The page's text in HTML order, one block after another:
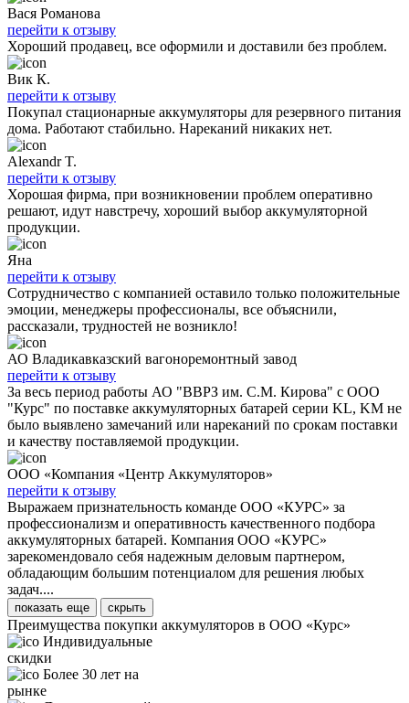
Вася Романова
перейти к отзыву
Хороший продавец, все оформили и доставили без проблем.
Вик К.
перейти к отзыву
Покупал стационарные аккумуляторы для резервного питания
дома. Работают стабильно. Нареканий никаких нет.
Alexandr T.
перейти к отзыву
Хорошая фирма, при возникновении проблем оперативно
решают, идут навстречу, хороший выбор аккумуляторной
продукции.
Яна
перейти к отзыву
Сотрудничество с компанией оставило только положительные
эмоции, менеджеры профессионалы, все объяснили,
рассказали, трудностей не возникло!
АО Владикавказский вагоноремонтный завод
перейти к отзыву
За весь период работы АО "ВВРЗ им. С.М. Кирова" с ООО
"Курс" по поставке аккумуляторных батарей серии KL, KM не
было выявлено замечаний или нареканий по срокам поставки
и качеству поставляемой продукции.
ООО «Компания «Центр Аккумуляторов»
перейти к отзыву
Выражаем признательность команде ООО «КУРС» за
профессионализм и оперативность качественного подбора
аккумуляторных батарей. Компания ООО «КУРС»
зарекомендовало себя надежным деловым партнером,
обладающим большим потенциалом для решения любых
задач....
показать еще скрыть
Преимущества покупки аккумуляторов в ООО «Курс»
Индивидуальные
скидки
Более 30 лет на
рынке